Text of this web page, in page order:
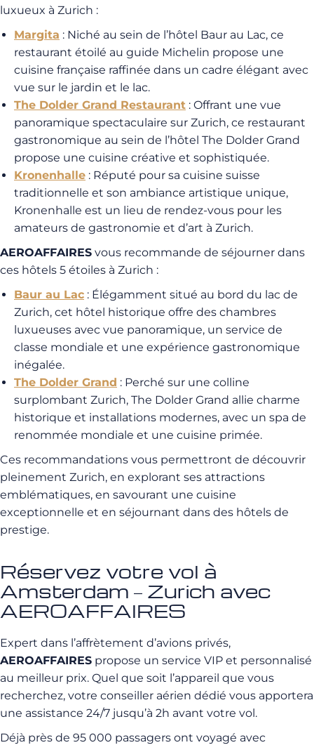
luxueux à Zurich :
Margita : Niché au sein de l’hôtel Baur au Lac, ce
restaurant étoilé au guide Michelin propose une
cuisine française raffinée dans un cadre élégant avec
vue sur le jardin et le lac.
The Dolder Grand Restaurant : Offrant une vue
panoramique spectaculaire sur Zurich, ce restaurant
gastronomique au sein de l’hôtel The Dolder Grand
propose une cuisine créative et sophistiquée.
Kronenhalle : Réputé pour sa cuisine suisse
traditionnelle et son ambiance artistique unique,
Kronenhalle est un lieu de rendez-vous pour les
amateurs de gastronomie et d’art à Zurich.
AEROAFFAIRES vous recommande de séjourner dans
ces hôtels 5 étoiles à Zurich :
Baur au Lac : Élégamment situé au bord du lac de
Zurich, cet hôtel historique offre des chambres
luxueuses avec vue panoramique, un service de
classe mondiale et une expérience gastronomique
inégalée.
The Dolder Grand : Perché sur une colline
surplombant Zurich, The Dolder Grand allie charme
historique et installations modernes, avec un spa de
renommée mondiale et une cuisine primée.
Ces recommandations vous permettront de découvrir
pleinement Zurich, en explorant ses attractions
emblématiques, en savourant une cuisine
exceptionnelle et en séjournant dans des hôtels de
prestige.
Réservez votre vol à
Amsterdam – Zurich avec
AEROAFFAIRES
Expert dans l’affrètement d’avions privés,
AEROAFFAIRES propose un service VIP et personnalisé
au meilleur prix. Quel que soit l’appareil que vous
recherchez, votre conseiller aérien dédié vous apportera
une assistance 24/7 jusqu’à 2h avant votre vol.
Déjà près de 95 000 passagers ont voyagé avec